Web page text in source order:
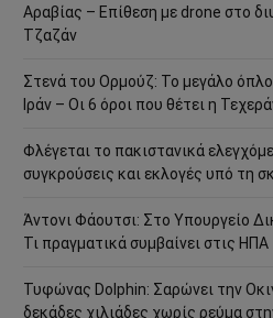
Αραβίας – Επίθεση με drone στο
Τζαζάν
Στενά του Ορμούζ: Το μεγάλο
Ιράν – Οι 6 όροι που θέτει η
Φλέγεται το πακιστανικά
συγκρούσεις και εκλογές υπό τη
Άντονι Φάουτσι: Στο Υπουργείο
Τι πραγματικά συμβαίνει στις ΗΠΑ
Τυφώνας Dolphin: Σαρώνει την
δεκάδες χιλιάδες χωρίς ρεύμα